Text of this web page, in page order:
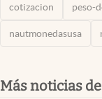
cotizacion peso-
nautmonedasusa
Más noticias de